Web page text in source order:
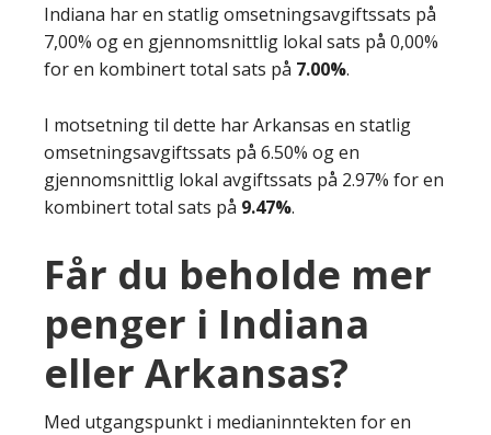
Indiana har en statlig omsetningsavgiftssats på
7,00% og en gjennomsnittlig lokal sats på 0,00%
for en kombinert total sats på 7.00%.
I motsetning til dette har Arkansas en statlig
omsetningsavgiftssats på 6.50% og en
gjennomsnittlig lokal avgiftssats på 2.97% for en
kombinert total sats på 9.47%.
Får du beholde mer
penger i Indiana
eller Arkansas?
Med utgangspunkt i medianinntekten for en